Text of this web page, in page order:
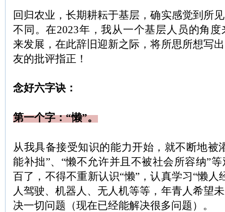
回归农业，长期耕耘于基层，确实感觉到所
不同。在2023年，我从一个基层人员的角
来发展，在此辞旧迎新之际，将所思所想写
友的批评指正！
念好六字诀：
第一个字：“懒”。
从我具备接受知识的能力开始，就不断地被
能补拙”、“懒不允许并且不被社会所容纳”
百了，不得不重新认识“懒”，认真学习“懒人
人驾驶、机器人、无人机等等，年青人希望
决一切问题（现在已经能解决很多问题）。